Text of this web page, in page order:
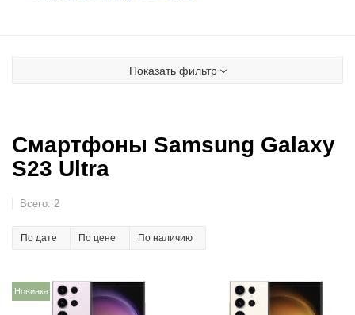
Показать фильтр
Смартфоны Samsung Galaxy
S23 Ultra
Всего: 2
По дате По цене По наличию
Новинка